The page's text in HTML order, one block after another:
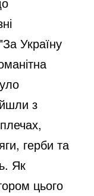
Україну
з
герби та
Як
цього